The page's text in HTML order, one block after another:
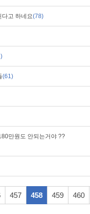
다고 하네요(78)
(61)
만원도 안되는거야 ??
457 458 459 460